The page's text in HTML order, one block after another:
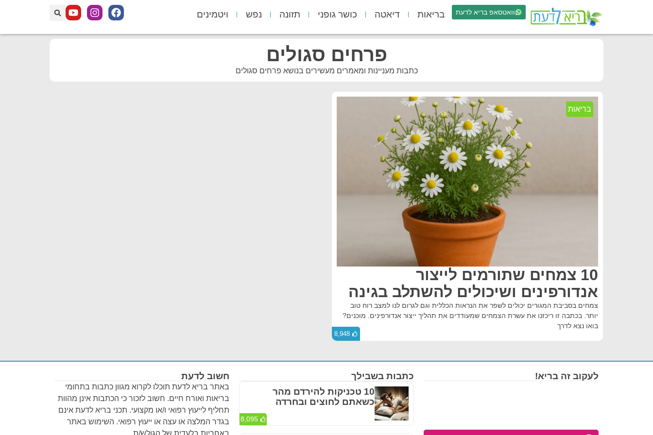
וואטסאפ בריא לדעת בריאות דיאטה כושר גופני תזונה נפש ויטמינים
פרחים סגולים
כתבות מעניינות ומאמרים מעשירים בנושא פרחים סגולים
בריאות
10 צמחים שתורמים לייצור
אנדורפינים ושיכולים להשתלב בגינה
צמחים בסביבת המגורים יכולים לשפר את הנראות הכללית וגם לגרום לנו למצב רוח טוב
יותר. בכתבה זו ריכזנו את עשרת הצמחים שמעודדים את תהליך ייצור אנדורפינים. מוכנים?
בואו נצא לדרך
8,948
חשוב לדעת
באתר בריא לדעת תוכלו לקרוא מגוון כתבות בתחומי
בריאות ואורח חיים. חשוב לזכור כי הכתבות אינן מהוות
תחליף לייעוץ רפואי ו/או מקצועי. תכני בריא לדעת אינם
בגדר המלצה או עצה או ייעוץ רפואי. השימוש באתר
באחריות בלעדית של הגולש/ת.
כתבות בשבילך
10 טכניקות להירדם מהר
כשאתם לחוצים ובחרדה
8,095
לעקוב זה בריא!